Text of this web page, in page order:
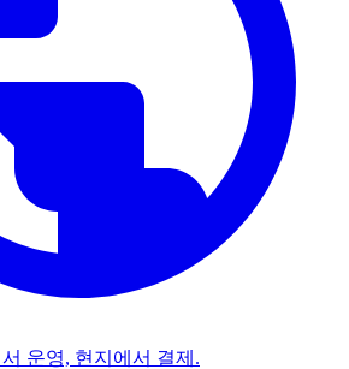
운영, 현지에서 결제.